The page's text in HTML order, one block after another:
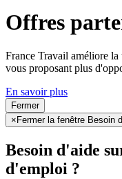
Offres
France Travail améliore la
vous proposant plus
En savoir plus
Fermer
× Fermer la fenêtre Besoin
Besoin d'aide
d'emploi ?